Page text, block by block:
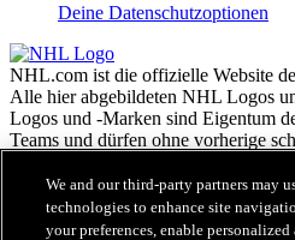
Deine Datenschutzoptionen
NHL.com ist die offizielle Website
Alle hier abgebildeten NHL Logos
Logos und -Marken sind Eigentum
Teams und dürfen ohne vorherige
Alle Rechte vorbehalten. Alle NHL
Namen und Nummern der NHL
von der NHL und der NHLPA
We and our third-party partners may
technologies to enhance site
your preferences, enable